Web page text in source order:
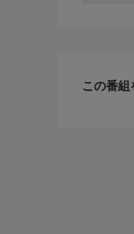
この番組